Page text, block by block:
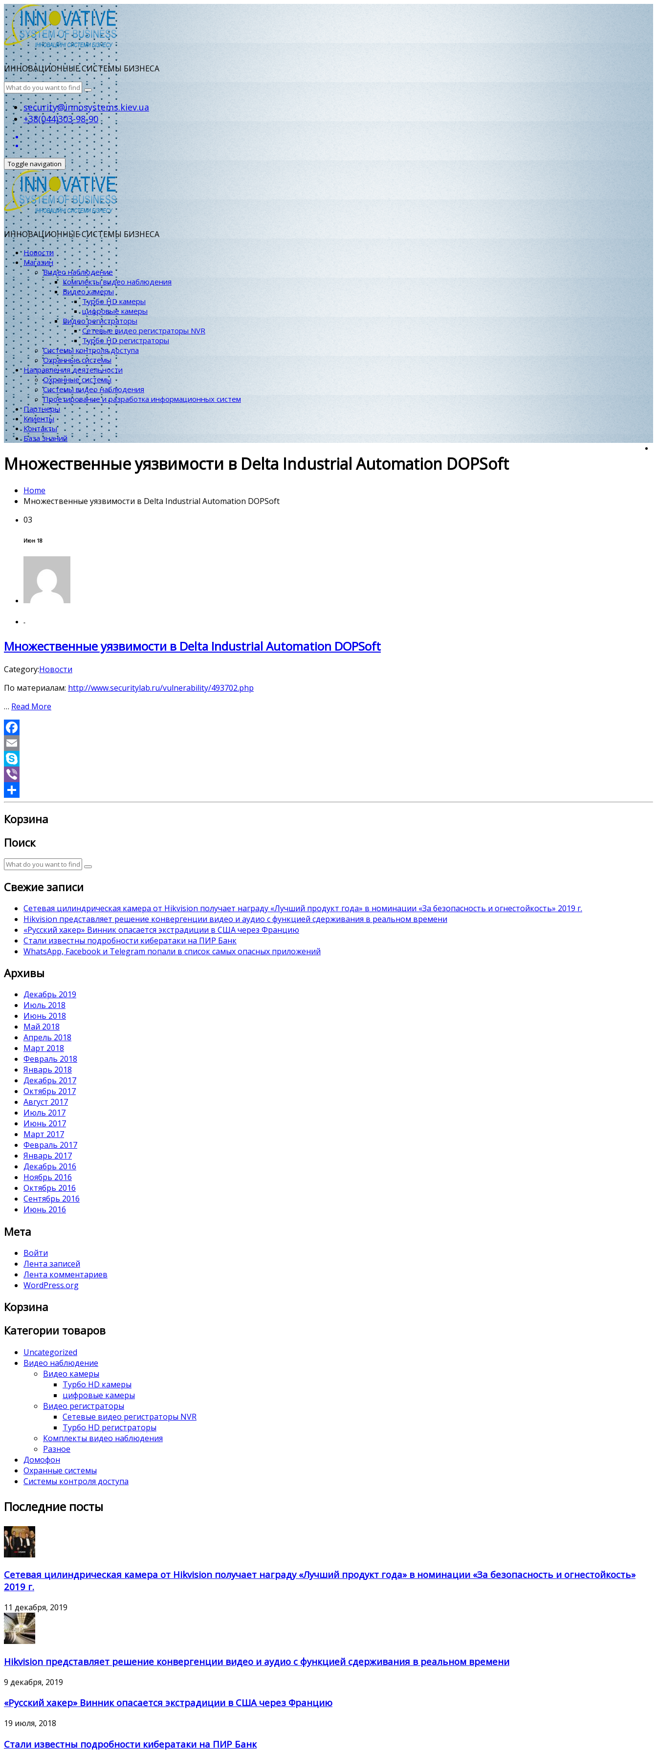
ИННОВАЦИОННЫЕ СИСТЕМЫ БИЗНЕСА
security@innosystems.kiev.ua
+38(044)303-98-90
Toggle navigation
ИННОВАЦИОННЫЕ СИСТЕМЫ БИЗНЕСА
Новости
Магазин
Видео наблюдение
Комплекты видео наблюдения
Видео камеры
Турбо HD камеры
цифровые камеры
Видео регистраторы
Сетевые видео регистраторы NVR
Турбо HD регистраторы
Системы контроля доступа
Охранные системы
Направления деятельности
Охранные системы
Системы видео наблюдения
Проетирование и разработка информационных систем
Партнеры
Клиенты
Контакты
База знаний
Множественные уязвимости в Delta Industrial Automation DOPSoft
Home
Множественные уязвимости в Delta Industrial Automation DOPSoft
03
Июн 18
-
Множественные уязвимости в Delta Industrial Automation DOPSoft
Category:Новости
По материалам: http://www.securitylab.ru/vulnerability/493702.php
… Read More
Facebook
Email
Skype
Viber
Отправить
Корзина
Поиск
Свежие записи
Сетевая цилиндрическая камера от Hikvision получает награду «Лучший продукт года» в номинации «За безопасность и огнестойкость» 2019 г.
Hikvision представляет решение конвергенции видео и аудио с функцией сдерживания в реальном времени
«Русский хакер» Винник опасается экстрадиции в США через Францию
Стали известны подробности кибератаки на ПИР Банк
WhatsApp, Facebook и Telegram попали в список самых опасных приложений
Архивы
Декабрь 2019
Июль 2018
Июнь 2018
Май 2018
Апрель 2018
Март 2018
Февраль 2018
Январь 2018
Декабрь 2017
Октябрь 2017
Август 2017
Июль 2017
Июнь 2017
Март 2017
Февраль 2017
Январь 2017
Декабрь 2016
Ноябрь 2016
Октябрь 2016
Сентябрь 2016
Июнь 2016
Мета
Войти
Лента записей
Лента комментариев
WordPress.org
Корзина
Категории товаров
Uncategorized
Видео наблюдение
Видео камеры
Турбо HD камеры
цифровые камеры
Видео регистраторы
Сетевые видео регистраторы NVR
Турбо HD регистраторы
Комплекты видео наблюдения
Разное
Домофон
Охранные системы
Системы контроля доступа
Последние посты
Сетевая цилиндрическая камера от Hikvision получает награду «Лучший продукт года» в номинации «За безопасность и огнестойкость»
2019 г.
11 декабря, 2019
Hikvision представляет решение конвергенции видео и аудио с функцией сдерживания в реальном времени
9 декабря, 2019
«Русский хакер» Винник опасается экстрадиции в США через Францию
19 июля, 2018
Стали известны подробности кибератаки на ПИР Банк